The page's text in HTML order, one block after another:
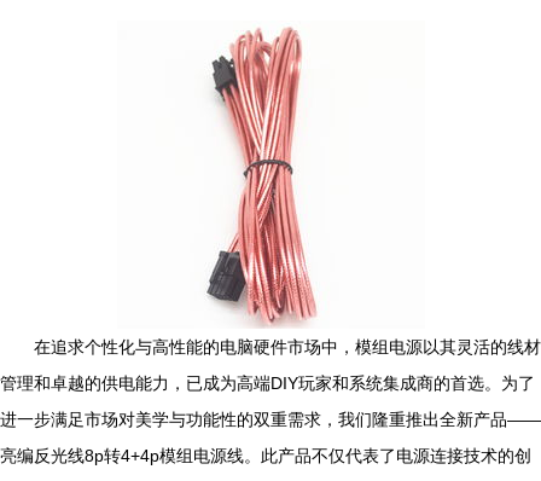
在追求个性化与高性能的电脑硬件市场中，模组电源以其灵活的线材
管理和卓越的供电能力，已成为高端DIY玩家和系统集成商的首选。为了
进一步满足市场对美学与功能性的双重需求，我们隆重推出全新产品——
亮编反光线8p转4+4p模组电源线。此产品不仅代表了电源连接技术的创